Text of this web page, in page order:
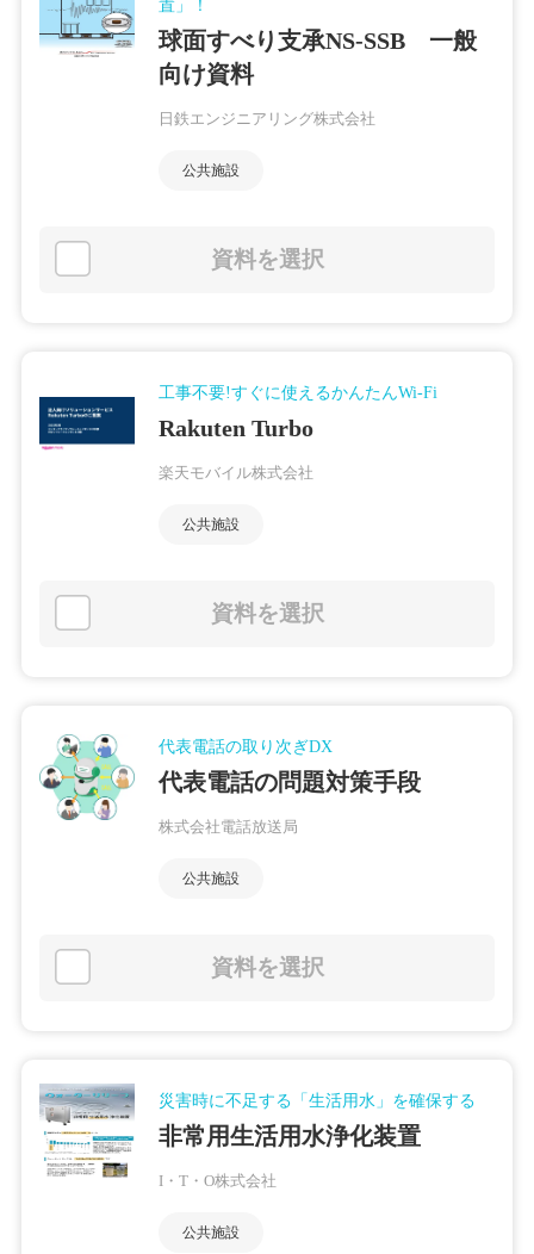
置」！
球面すべり支承NS-SSB 一般
向け資料
日鉄エンジニアリング株式会社
公共施設
資料を選択
工事不要!すぐに使えるかんたんWi-Fi
Rakuten Turbo
楽天モバイル株式会社
公共施設
資料を選択
代表電話の取り次ぎDX
代表電話の問題対策手段
株式会社電話放送局
公共施設
資料を選択
災害時に不足する「生活用水」を確保する
非常用生活用水浄化装置
I・T・O株式会社
公共施設